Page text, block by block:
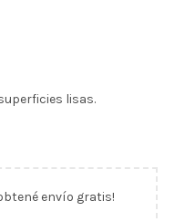
lisas.
envío gratis!